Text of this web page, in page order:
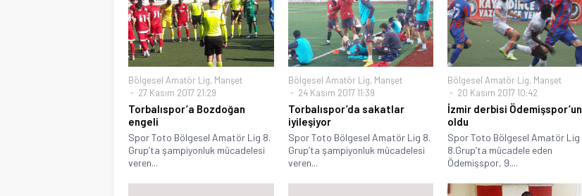
Bölgesel Amatör Lig, Manşet
27 Kasım 2017 21:29
Torbalıspor’a Bozdoğan
engeli
Spor Toto Bölgesel Amatör Lig 8.
Grup’ta şampiyonluk mücadelesi
veren...
Bölgesel Amatör Lig, Manşet
24 Kasım 2017 11:39
Torbalıspor’da sakatlar
iyileşiyor
Spor Toto Bölgesel Amatör Lig 8.
Grup’ta şampiyonluk mücadelesi
veren...
Bölgesel Amatör Lig, Manşet
20 Kasım 2017 10:42
İzmir derbisi Ödemişspor’un
oldu
Spor Toto Bölgesel Amatör Lig
8.Grup’ta mücadele eden
Ödemişspor, 9....